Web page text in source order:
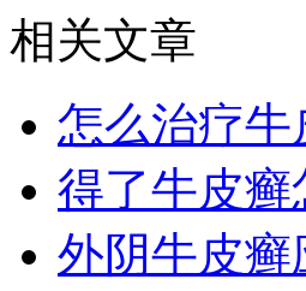
相关文章
怎么治疗牛
得了牛皮
外阴牛皮